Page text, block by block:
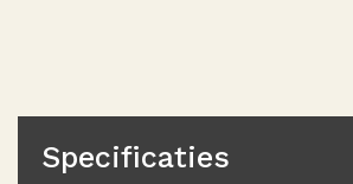
Specificaties